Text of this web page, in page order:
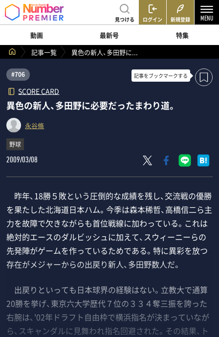
見つける ログイン 新規登録
動画 最新号
特集
記事一覧
異色の新人、多田野に...
#706
SCORE CARD
記事をブックマークする
異色の新人、多田野に必要だったまわり道。
永谷脩
野球
2009/03/08
昨年、18勝５敗という圧倒的な成績を残し、交流戦の優勝
を果たした北海道日本ハム。今季は森本稀哲、高橋信二ら主
力を故障で欠きながらも首位戦線に加わっている。これは
絶対的エースのダルビッシュに加えて、スウィーニーらの
先発陣がゲームを作っているためである。特に異彩を放つ
存在がメジャーからの出戻り新人、多田野数人だ。
出戻りといっても日本球界の経験はない。立教大で通算
20勝を挙げ、東京六大学歴代７位の３３４奪三振を誇った
右腕は、'02年ドラフト自由枠で横浜指名が決まっていなが
ら、スキャンダルに見舞われ指名回避された。その結果、ト